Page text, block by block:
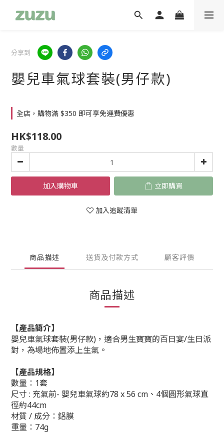
分享到
嬰兒車氣球套裝(男仔款)
全店，購物滿 $350 即可享免運費優惠
HK$118.00
數量
加入購物車 立即購買
加入追蹤清單
商品描述 送貨及付款方式 顧客評價
商品描述
【產品簡介】
嬰兒車氣球套裝(男仔款)，適合男生寶寶的百日宴/生日派
對，為場地佈置添上生氣。
【產品規格】
數量：1套
尺寸 : 充氣前- 嬰兒車氣球約78 x 56 cm、4個圓形氣球直
徑約44cm
材質 / 成分：鋁膜
重量：74g